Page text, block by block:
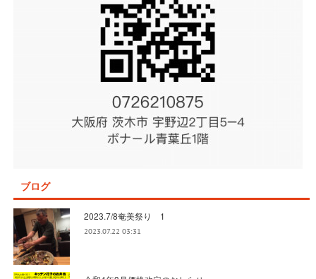
ブログ
2023.7/8奄美祭り 1
2023.07.22 03:31